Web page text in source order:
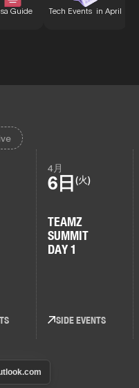
Guide Tech Events in April
4月
6日 (火)
TEAMZ
SUMMIT
DAY 1
SIDE EVENTS